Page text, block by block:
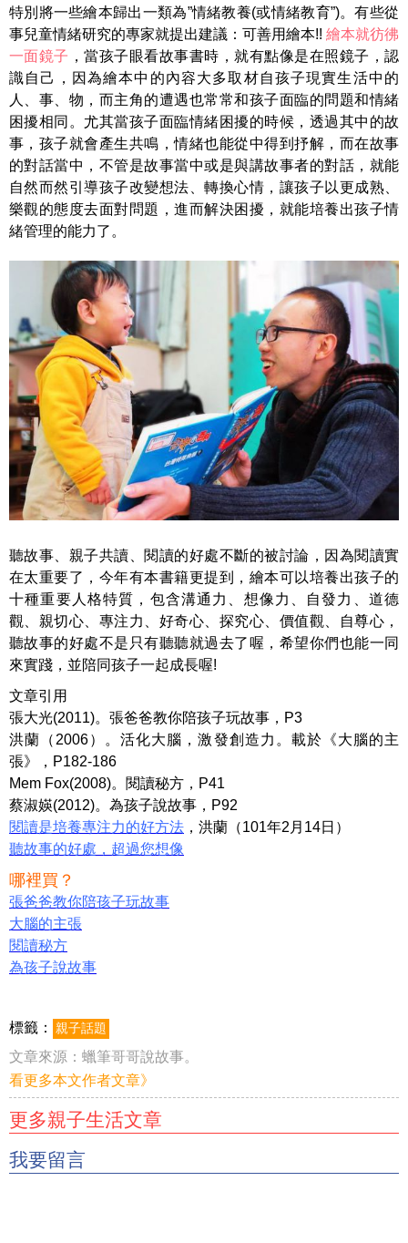
特別將一些繪本歸出一類為”情緒教養(或情緒教育”)。有些從
事兒童情緒研究的專家就提出建議：可善用繪本!! 繪本就彷彿
一面鏡子 ，當孩子眼看故事書時，就有點像是在照鏡子，認
識自己，因為繪本中的內容大多取材自孩子現實生活中的
人、事、物，而主角的遭遇也常常和孩子面臨的問題和情緒
困擾相同。尤其當孩子面臨情緒困擾的時候，透過其中的故
事，孩子就會產生共鳴，情緒也能從中得到抒解，而在故事
的對話當中，不管是故事當中或是與講故事者的對話，就能
自然而然引導孩子改變想法、轉換心情，讓孩子以更成熟、
樂觀的態度去面對問題，進而解決困擾，就能培養出孩子情
緒管理的能力了。
聽故事、親子共讀、閱讀的好處不斷的被討論，因為閱讀實
在太重要了，今年有本書籍更提到，繪本可以培養出孩子的
十種重要人格特質，包含溝通力、想像力、自發力、道德
觀、親切心、專注力、好奇心、探究心、價值觀、自尊心，
聽故事的好處不是只有聽聽就過去了喔，希望你們也能一同
來實踐，並陪同孩子一起成長喔!
文章引用
張大光(2011)。張爸爸教你陪孩子玩故事，P3
洪蘭（2006）。活化大腦，激發創造力。載於《大腦的主
張》，P182-186
Mem Fox(2008)。閱讀秘方，P41
蔡淑媖(2012)。為孩子說故事，P92
閱讀是培養專注力的好方法 ，洪蘭（101年2月14日）
聽故事的好處，超過您想像
哪裡買？
張爸爸教你陪孩子玩故事
大腦的主張
閱讀秘方
為孩子說故事
標籤： 親子話題
文章來源： 蠟筆哥哥說故事。
看更多本文作者文章》
更多親子生活文章
我要留言